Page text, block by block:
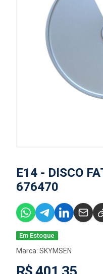
E14 - DISCO
676470
Em Estoque
Marca: SKYMSEN